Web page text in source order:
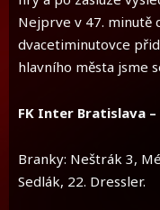
Nejprve v 47. minutě
dvacetiminutovce
hlavního města jsme
FK Inter Bratislava –
Branky: Neštrák 3,
Sedlák, 22. Dressler.